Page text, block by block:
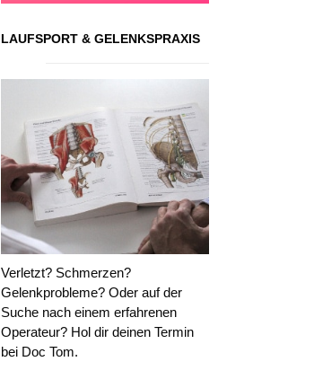
LAUFSPORT & GELENKSPRAXIS
Verletzt? Schmerzen?
Gelenkprobleme? Oder auf der
Suche nach einem erfahrenen
Operateur? Hol dir deinen Termin
bei Doc Tom.